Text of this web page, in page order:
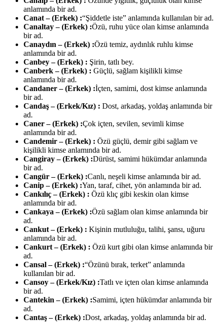
anlamında bir ad.
Canat – (Erkek) :“Şiddetle iste” anlamında kullanılan bir ad.
Canaltay – (Erkek) :Özü, ruhu yüce olan kimse anlamında
bir ad.
Canaydın – (Erkek) :Özü temiz, aydınlık ruhlu kimse
anlamında bir ad.
Canbey – (Erkek) : Şirin, tatlı bey.
Canberk – (Erkek) : Güçlü, sağlam kişilikli kimse
anlamında bir ad.
Candaner – (Erkek) :İçten, samimi, dost kimse anlamında
bir ad.
Candaş – (Erkek/Kız) : Dost, arkadaş, yoldaş anlamında bir
ad.
Caner – (Erkek) :Çok içten, sevilen, sevimli kimse
anlamında bir ad.
Candemir – (Erkek) : Özü güçlü, demir gibi sağlam ve
kişilikli kimse anlamında bir ad.
Cangiray – (Erkek) :Dürüst, samimi hükümdar anlamında
bir ad.
Cangür – (Erkek) :Canlı, neşeli kimse anlamında bir ad.
Canip – (Erkek) :Yan, taraf, cihet, yön anlamında bir ad.
Cankılıç – (Erkek) : Özü klıç gibi keskin olan kimse
anlamında bir ad.
Cankaya – (Erkek) :Özü sağlam olan kimse anlamında bir
ad.
Cankut – (Erkek) : Kişinin mutluluğu, talihi, şansı, uğuru
anlamında bir ad.
Cankurt – (Erkek) : Özü kurt gibi olan kimse anlamında bir
ad.
Cansal – (Erkek) :“Özünü bırak, terket” anlamında
kullanılan bir ad.
Cansoy – (Erkek/Kız) :Tatlı ve içten olan kimse anlamında
bir ad.
Cantekin – (Erkek) :Samimi, içten hükümdar anlamında bir
ad.
Cantaş – (Erkek) :Dost, arkadaş, yoldaş anlamında bir ad.